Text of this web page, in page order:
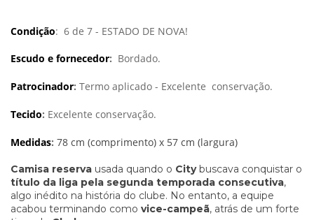
Condição: 6 de 7 - ESTADO DE NOVA!
Escudo e fornecedor: Bordado.
Patrocinador: Termo aplicado - Excelente conservação.
Tecido: Excelente conservação.
Medidas: 78 cm (comprimento) x 57 cm (largura)
Camisa reserva usada quando o Citybuscava conquistar o
título da liga pela segunda temporada consecutiva,
algo inédito na história do clube. No entanto, a equipe
acabou terminando como vice-campeã, atrás de um forte